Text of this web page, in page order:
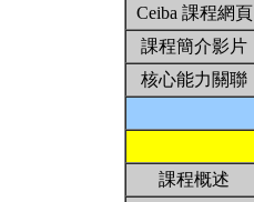
Ceiba 課程網頁
課程簡介影片
核心能力關聯
課程概述